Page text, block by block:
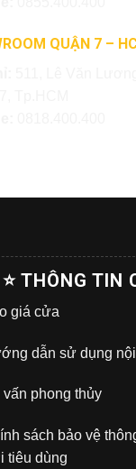
QUẬN 7 –
⭐ THÔNG TIN
giá cửa
dẫn sử dụng
phong thủy
sách bảo vệ
tiêu dùng